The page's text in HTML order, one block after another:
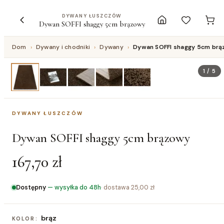
DYWANY ŁUSZCZÓW
Dywan SOFFI shaggy 5cm brązowy
Dom › Dywany i chodniki › Dywany › Dywan SOFFI shaggy 5cm
1 /5
DYWANY ŁUSZCZÓW
Dywan SOFFI shaggy 5cm brązowy
167,70 zł
Dostępny — wysyłka do 48h· dostawa 25,00 zł
KOLOR: brąz